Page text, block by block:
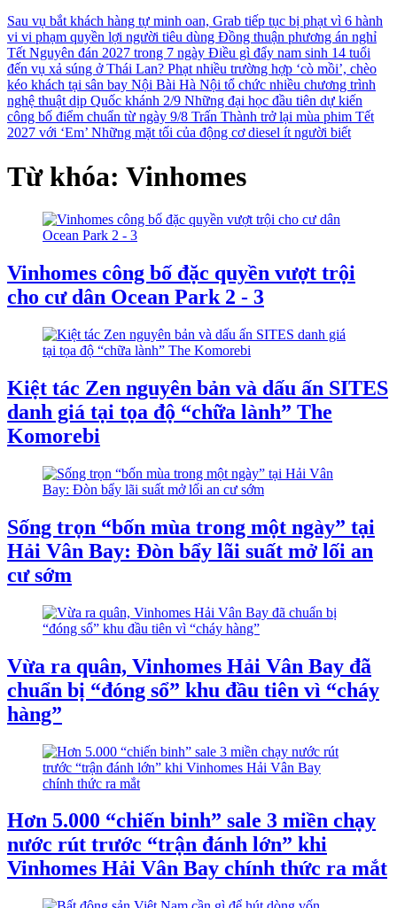
Sau vụ bắt khách hàng tự minh oan, Grab tiếp tục bị phạt vì 6 hành
vi vi phạm quyền lợi người tiêu dùng Đồng thuận phương án nghỉ
Tết Nguyên đán 2027 trong 7 ngày Điều gì đẩy nam sinh 14 tuổi
đến vụ xả súng ở Thái Lan? Phạt nhiều trường hợp ‘cò mồi’, chèo
kéo khách tại sân bay Nội Bài Hà Nội tổ chức nhiều chương trình
nghệ thuật dịp Quốc khánh 2/9 Những đại học đầu tiên dự kiến
công bố điểm chuẩn từ ngày 9/8 Trấn Thành trở lại mùa phim Tết
2027 với ‘Em’ Những mặt tối của động cơ diesel ít người biết
Từ khóa: Vinhomes
Vinhomes công bố đặc quyền vượt trội
cho cư dân Ocean Park 2 - 3
Kiệt tác Zen nguyên bản và dấu ấn SITES
danh giá tại tọa độ “chữa lành” The
Komorebi
Sống trọn “bốn mùa trong một ngày” tại
Hải Vân Bay: Đòn bẩy lãi suất mở lối an
cư sớm
Vừa ra quân, Vinhomes Hải Vân Bay đã
chuẩn bị “đóng sổ” khu đầu tiên vì “cháy
hàng”
Hơn 5.000 “chiến binh” sale 3 miền chạy
nước rút trước “trận đánh lớn” khi
Vinhomes Hải Vân Bay chính thức ra mắt